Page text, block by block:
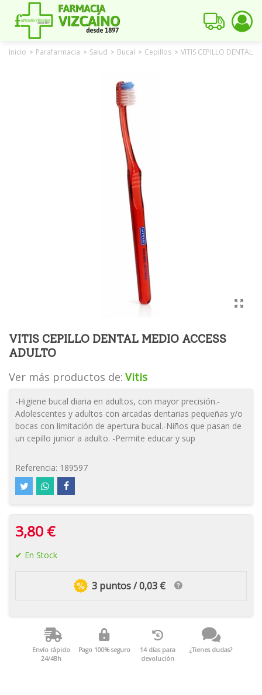
Inicio > Parafarmacia > Salud > Bucal > Cepillos > VITIS CEPILLO DENTAL
VITIS CEPILLO DENTAL MEDIO ACCESS
ADULTO
Ver más productos de: Vitis
-Higiene bucal diaria en adultos, con mayor precisión.-
Adolescentes y adultos con arcadas dentarias pequeñas y/o
bocas con limitación de apertura bucal.-Niños que pasan de
un cepillo junior a adulto. -Permite educar y sup
Referencia: 189597
3,80 €
En Stock
3 puntos / 0,03 €
Envío rápido
24/48h
Pago 100% seguro
14 días para
devolución
¿Tienes dudas?